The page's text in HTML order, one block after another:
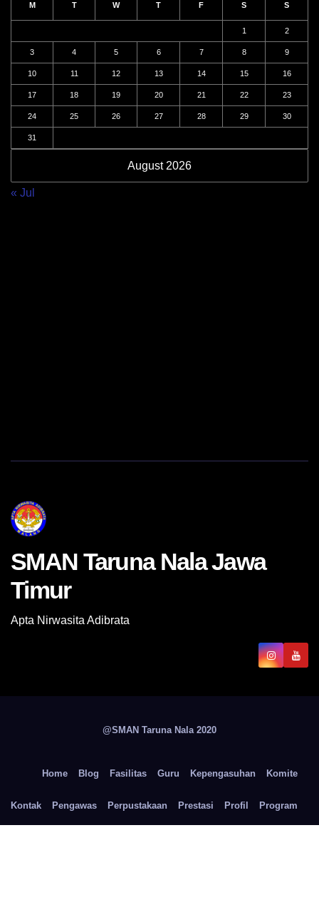
August 2026
M T W T F S S
1 2
3 4 5 6 7 8 9
10 11 12 13 14 15 16
17 18 19 20 21 22 23
24 25 26 27 28 29 30
31
« Jul
SMAN Taruna Nala Jawa
Timur
Apta Nirwasita Adibrata
@SMAN Taruna Nala 2020
Home Blog Fasilitas Guru Kepengasuhan Komite
Kontak Pengawas Perpustakaan Prestasi Profil Program